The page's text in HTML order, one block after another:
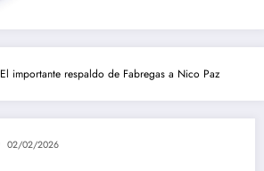
El importante respaldo de Fabregas a Nico Paz
02/02/2026